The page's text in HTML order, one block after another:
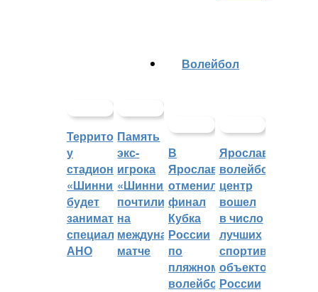
Территорией
у
стадиона
«Шинник»
будет
заниматься
специальное
АНО
Память
экс-
игрока
«Шинника»
почтили
на
международном
матче
Волейбол
В
Ярославле
отменили
финал
Кубка
России
по
пляжному
волейболу
Ярославский
волейбольный
центр
вошел
в число
лучших
спортивных
объектов
России